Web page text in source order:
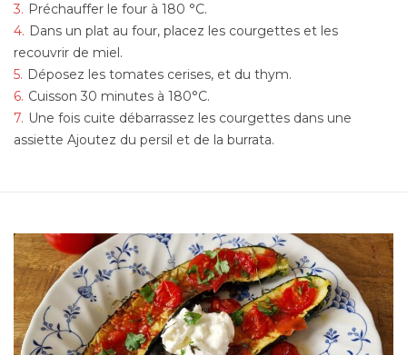
Préchauffer le four à 180 °C.
Dans un plat au four, placez les courgettes et les
recouvrir de miel.
Déposez les tomates cerises, et du thym.
Cuisson 30 minutes à 180°C.
Une fois cuite débarrassez les courgettes dans une
assiette Ajoutez du persil et de la burrata.